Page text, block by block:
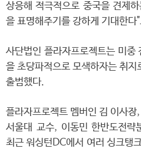
상응해 적극적으로 중국을 견제
을 표명해주기를 강하게 기대한다
사단법인 플라자프로젝트는 미중
을 초당파적으로 모색하자는 취
출범했다.
플라자프로젝트 멤버인 김 이사
서울대 교수, 이동민 한반도전략
최근 워싱턴DC에서 여러 싱크탱